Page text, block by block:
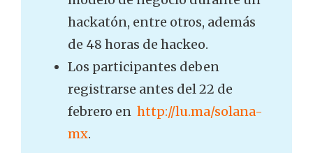
hackatón, entre otros, además
de 48 horas de hackeo.
Los participantes deben
registrarse antes del 22 de
febrero en http://lu.ma/solana-
mx.